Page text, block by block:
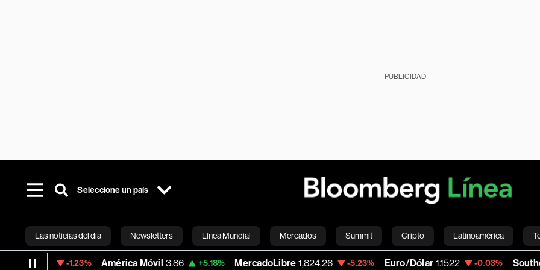
PUBLICIDAD
Seleccione un país
Las noticias del día Newsletters Línea Mundial Mercados Summit Cripto Latinoamérica
Bloomberg Green Economía Estilo de vida Mundo Videos
América Móvil 3.86 +5.18% MercadoLibre 1,824.26 -5.23% Euro/Dólar 1.1522 -0.03% Southern Corp